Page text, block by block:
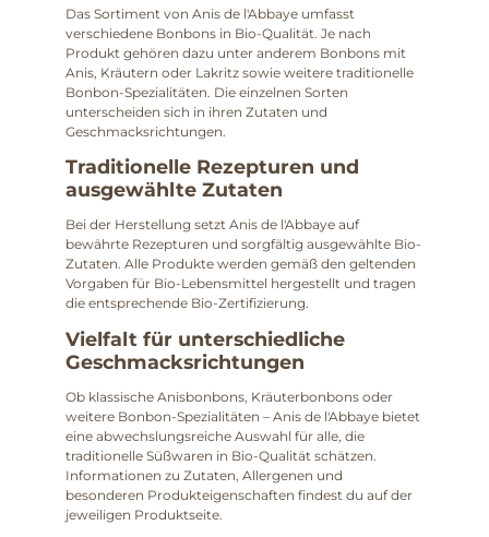
Das Sortiment von Anis de l'Abbaye umfasst
verschiedene Bonbons in Bio-Qualität. Je nach
Produkt gehören dazu unter anderem Bonbons mit
Anis, Kräutern oder Lakritz sowie weitere traditionelle
Bonbon-Spezialitäten. Die einzelnen Sorten
unterscheiden sich in ihren Zutaten und
Geschmacksrichtungen.
Traditionelle Rezepturen und
ausgewählte Zutaten
Bei der Herstellung setzt Anis de l'Abbaye auf
bewährte Rezepturen und sorgfältig ausgewählte Bio-
Zutaten. Alle Produkte werden gemäß den geltenden
Vorgaben für Bio-Lebensmittel hergestellt und tragen
die entsprechende Bio-Zertifizierung.
Vielfalt für unterschiedliche
Geschmacksrichtungen
Ob klassische Anisbonbons, Kräuterbonbons oder
weitere Bonbon-Spezialitäten – Anis de l'Abbaye bietet
eine abwechslungsreiche Auswahl für alle, die
traditionelle Süßwaren in Bio-Qualität schätzen.
Informationen zu Zutaten, Allergenen und
besonderen Produkteigenschaften findest du auf der
jeweiligen Produktseite.